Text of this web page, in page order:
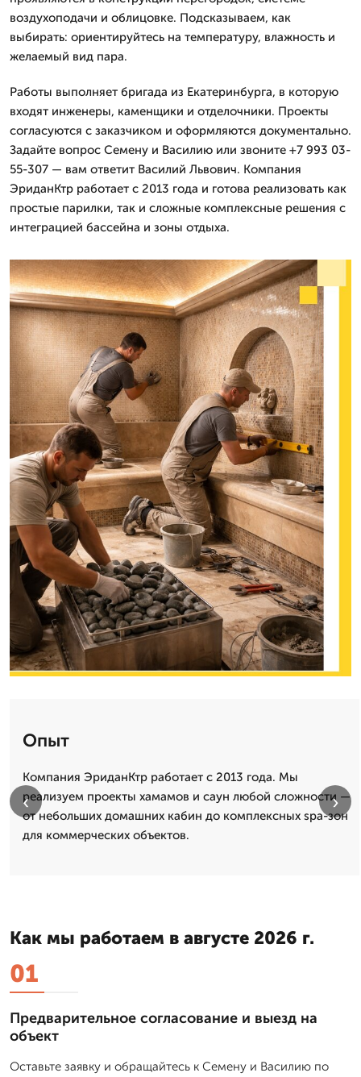
воздухоподачи и облицовке. Подсказываем, как
выбирать: ориентируйтесь на температуру, влажность и
желаемый вид пара.
Работы выполняет бригада из Екатеринбурга, в которую
входят инженеры, каменщики и отделочники. Проекты
согласуются с заказчиком и оформляются документально.
Задайте вопрос Семену и Василию или звоните +7 993 03-
55-307 — вам ответит Василий Львович. Компания
ЭриданКтр работает с 2013 года и готова реализовать как
простые парилки, так и сложные комплексные решения с
интеграцией бассейна и зоны отдыха.
Опыт
Компания ЭриданКтр работает с 2013 года. Мы
реализуем проекты хамамов и саун любой сложности —
от небольших домашних кабин до комплексных spa-зон
для коммерческих объектов.
‹ ›
Как мы работаем в августе 2026 г.
01
Предварительное согласование и выезд на
объект
Оставьте заявку и обращайтесь к Семену и Василию по